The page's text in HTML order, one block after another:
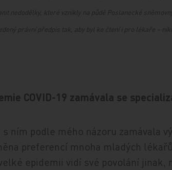
nedodělky, které vznikly na půdě Poslanecké
právní předpis tak, aby byl ke čtení i pro lékaře –
COVID-19 zamávala se
ním podle mého názoru zamávala
preferencí mnoha mladých
epidemii vidí své povolání jinak,